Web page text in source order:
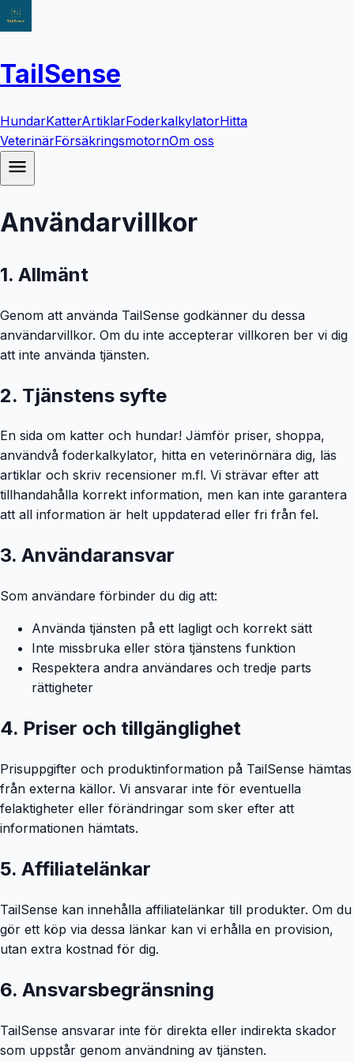
TailSense
HundarKatterArtiklarFoderkalkylatorHitta
VeterinärFörsäkringsmotornOm oss
Användarvillkor
1. Allmänt
Genom att använda TailSense godkänner du dessa
användarvillkor. Om du inte accepterar villkoren ber vi dig
att inte använda tjänsten.
2. Tjänstens syfte
En sida om katter och hundar! Jämför priser, shoppa,
användvå foderkalkylator, hitta en veterinörnära dig, läs
artiklar och skriv recensioner m.fl. Vi strävar efter att
tillhandahålla korrekt information, men kan inte garantera
att all information är helt uppdaterad eller fri från fel.
3. Användaransvar
Som användare förbinder du dig att:
Använda tjänsten på ett lagligt och korrekt sätt
Inte missbruka eller störa tjänstens funktion
Respektera andra användares och tredje parts
rättigheter
4. Priser och tillgänglighet
Prisuppgifter och produktinformation på TailSense hämtas
från externa källor. Vi ansvarar inte för eventuella
felaktigheter eller förändringar som sker efter att
informationen hämtats.
5. Affiliatelänkar
TailSense kan innehålla affiliatelänkar till produkter. Om du
gör ett köp via dessa länkar kan vi erhålla en provision,
utan extra kostnad för dig.
6. Ansvarsbegränsning
TailSense ansvarar inte för direkta eller indirekta skador
som uppstår genom användning av tjänsten.